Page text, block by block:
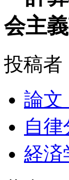
会主
投稿者
論文
自
経済